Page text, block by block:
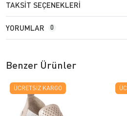
TAKSIT SEÇENEKLERI
YORUMLAR 0
Benzer Ürünler
ÜCRETSIZ KARGO